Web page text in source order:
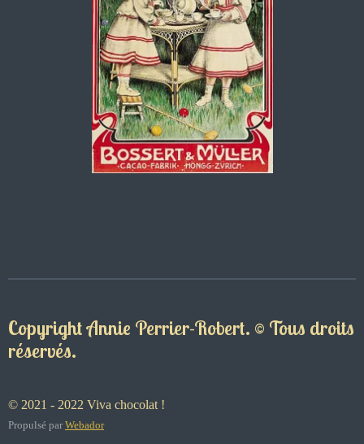
Copyright Annie Perrier-Robert. © Tous droits
réservés.
© 2021 - 2022 Viva chocolat !
Propulsé parWebador